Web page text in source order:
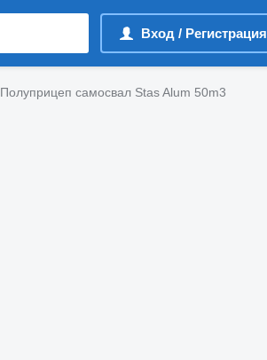
Вход / Регистрация
Полуприцеп самосвал Stas Alum 50m3